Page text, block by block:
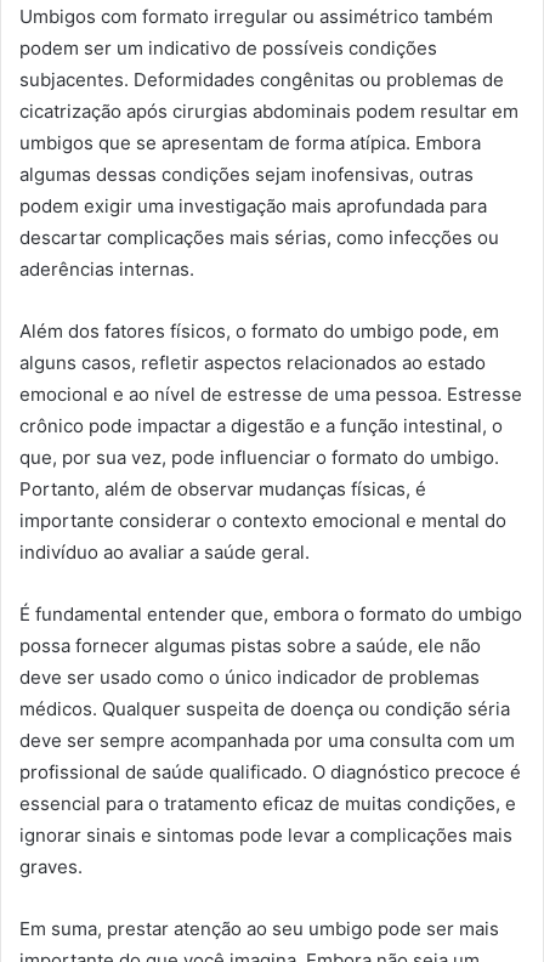
Umbigos com formato irregular ou assimétrico também
podem ser um indicativo de possíveis condições
subjacentes. Deformidades congênitas ou problemas de
cicatrização após cirurgias abdominais podem resultar em
umbigos que se apresentam de forma atípica. Embora
algumas dessas condições sejam inofensivas, outras
podem exigir uma investigação mais aprofundada para
descartar complicações mais sérias, como infecções ou
aderências internas.
Além dos fatores físicos, o formato do umbigo pode, em
alguns casos, refletir aspectos relacionados ao estado
emocional e ao nível de estresse de uma pessoa. Estresse
crônico pode impactar a digestão e a função intestinal, o
que, por sua vez, pode influenciar o formato do umbigo.
Portanto, além de observar mudanças físicas, é
importante considerar o contexto emocional e mental do
indivíduo ao avaliar a saúde geral.
É fundamental entender que, embora o formato do umbigo
possa fornecer algumas pistas sobre a saúde, ele não
deve ser usado como o único indicador de problemas
médicos. Qualquer suspeita de doença ou condição séria
deve ser sempre acompanhada por uma consulta com um
profissional de saúde qualificado. O diagnóstico precoce é
essencial para o tratamento eficaz de muitas condições, e
ignorar sinais e sintomas pode levar a complicações mais
graves.
Em suma, prestar atenção ao seu umbigo pode ser mais